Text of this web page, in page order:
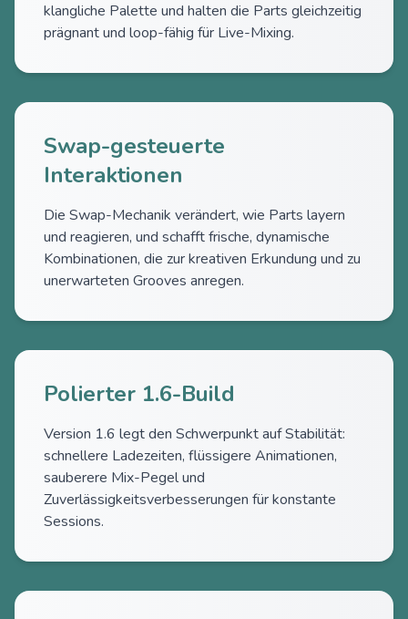
klangliche Palette und halten die Parts gleichzeitig
prägnant und loop-fähig für Live-Mixing.
Swap-gesteuerte
Interaktionen
Die Swap-Mechanik verändert, wie Parts layern
und reagieren, und schafft frische, dynamische
Kombinationen, die zur kreativen Erkundung und zu
unerwarteten Grooves anregen.
Polierter 1.6-Build
Version 1.6 legt den Schwerpunkt auf Stabilität:
schnellere Ladezeiten, flüssigere Animationen,
sauberere Mix-Pegel und
Zuverlässigkeitsverbesserungen für konstante
Sessions.